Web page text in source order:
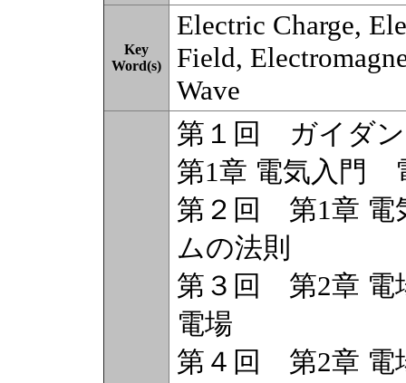
Key
Word(s)
Electric Charge,
Field,
Wave
第１回 ガイダン
第1章 電気入門
第２回 第1章 電
ムの法則
第３回 第2章 電
電場
第４回 第2章 電